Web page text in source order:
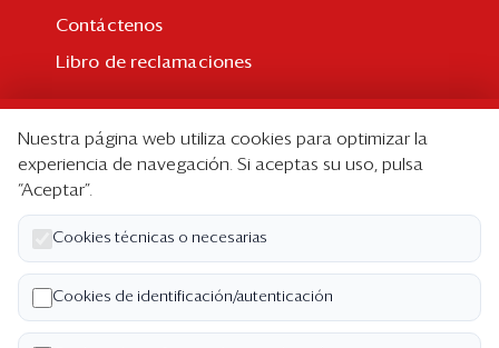
Contáctenos
Libro de reclamaciones
Suscripción individual
Paquetes corporativos
Edición Impresa
Nosotros
Quiénes somos
Nuestra página web utiliza cookies para optimizar la
experiencia de navegación. Si aceptas su uso, pulsa
“Aceptar”.
Cookies técnicas o necesarias
Cookies de identificación/autenticación